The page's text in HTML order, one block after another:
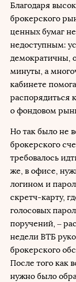
Благодаря
брокерского
ценных бумаг
недоступным:
демократичны,
минуты, а
кабинете
распорядиться
о фондовом
Но так было не
брокерского
требовалось
же, в офисе,
логином и
скретч-карту,
голосовых
поручений, ‒
недели ВТБ
брокерского
После того как
нужно было